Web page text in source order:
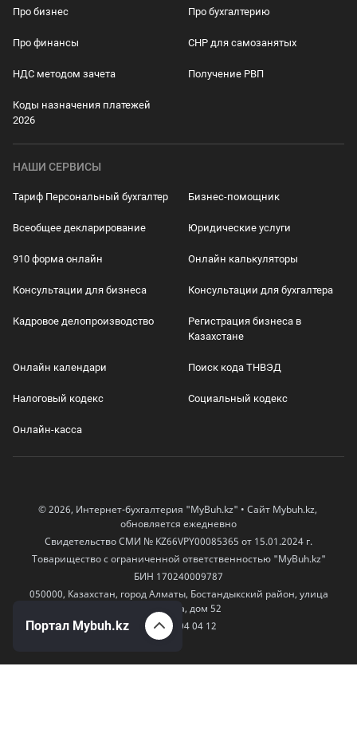
Про бизнес Про бухгалтерию
Про финансы СНР для самозанятых
НДС методом зачета Получение РВП
Коды назначения платежей
2026
НАШИ СЕРВИСЫ
Тариф Персональный бухгалтер Бизнес-помощник
Всеобщее декларирование Юридические услуги
910 форма онлайн Онлайн калькуляторы
Консультации для бизнеса Консультации для бухгалтера
Кадровое делопроизводство
Регистрация бизнеса в
Казахстане
Онлайн календари Поиск кода ТНВЭД
Налоговый кодекс Социальный кодекс
Онлайн-касса
© 2026, Интернет-бухгалтерия "MyBuh.kz" • Сайт Mybuh.kz,
обновляется ежедневно
Свидетельство СМИ № KZ66VPY00085365 от 15.01.2024 г.
Товарищество с ограниченной ответственностью "MyBuh.kz"
БИН 170240009787
050000, Казахстан, город Алматы, Бостандыкский район, улица
Егизбаева, дом 52
+7 777 504 04 12
Портал Mybuh.kz